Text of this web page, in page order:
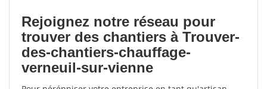
Rejoignez notre réseau pour
trouver des chantiers à Trouver-
des-chantiers-chauffage-
verneuil-sur-vienne